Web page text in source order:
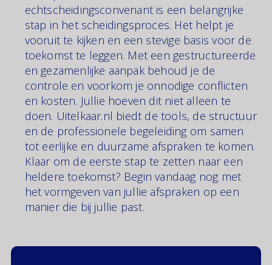
kunnen maken.
echtscheidingsconvenant is een belangrijke
stap in het scheidingsproces. Het helpt je
vooruit te kijken en een stevige basis voor de
toekomst te leggen. Met een gestructureerde
en gezamenlijke aanpak behoud je de
controle en voorkom je onnodige conflicten
en kosten. Jullie hoeven dit niet alleen te
doen. Uitelkaar.nl biedt de tools, de structuur
en de professionele begeleiding om samen
tot eerlijke en duurzame afspraken te komen.
Klaar om de eerste stap te zetten naar een
heldere toekomst? Begin vandaag nog met
het vormgeven van jullie afspraken op een
manier die bij jullie past.